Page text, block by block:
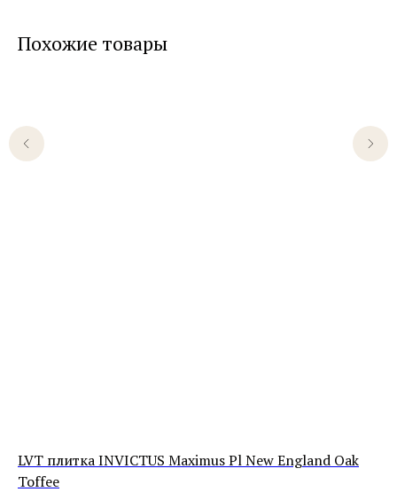
Похожие товары
LVT плитка INVICTUS Maximus Pl New England Oak
Toffee